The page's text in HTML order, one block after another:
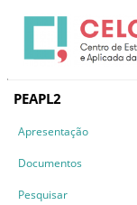
PEAPL2
Apresentação
Documentos
Pesquisar